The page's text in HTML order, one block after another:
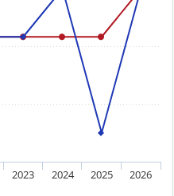
2023 2024 2025 2026